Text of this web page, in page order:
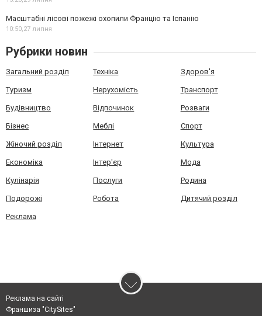
Масштабні лісові пожежі охопили Францію та Іспанію
10:50,27 липня
Рубрики новин
Загальний розділ Техніка Здоров'я
Туризм Нерухомість Транспорт
Будівництво Відпочинок Розваги
Бізнес Меблі Спорт
Жіночий розділ Інтернет Культура
Економіка Інтер'єр Мода
Кулінарія Послуги Родина
Подорожі Робота Дитячий розділ
Реклама
Реклама на сайті
Франшиза "CitySites"